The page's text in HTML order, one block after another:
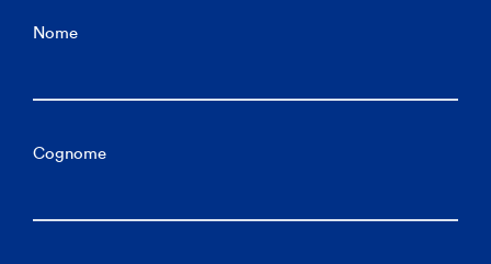
Nome
Cognome